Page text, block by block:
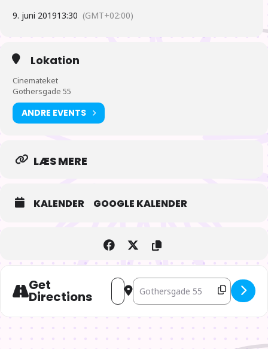
Medvirkende: Minami Takayama, Wakana Yamazaki, Rikiya Koyama,
Kappei Yamaguchi, Aya Ueto (stemmer)
DCP, 115 min.
Engelske undertekster
Tilladt for alle, men frarådes børn under 7 år
Link til eventet
9. juni 201913:30 (GMT+02:00)
Lokation
Cinemateket
Gothersgade 55
ANDRE EVENTS
LÆS MERE
KALENDER GOOGLE KALENDER
Get
Directions
Address - Detective Conan: Zero the
Destination Address - Detective